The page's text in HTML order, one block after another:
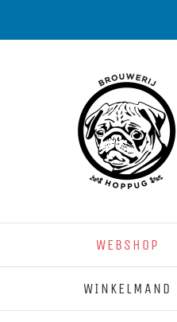
WEBSHOP
WINKELMAND